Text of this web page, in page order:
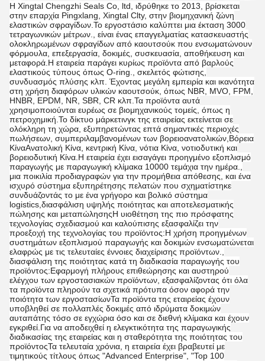
Η Xingtal Chengzhi Seals Co, ltd, ιδρύθηκε το 2013, βρίσκεται
στην επαρχία Pingxlang, Xingtal Clty, στην βιομηχανική ζώνη
ελαστικών σφραγίδων.Το εργοστάσιο καλύπτει μια έκταση 3000
τετραγωνικών μέτρων., είναι ένας επαγγελματίας κατασκευαστής
ολοκληρωμένων σφραγίδων από καουτσούκ που ενσωματώνουν
φόρμουλα, επεξεργασία, δοκιμές, συσκευασία, αποθήκευση και
μεταφορά.Η εταιρεία παράγει κυρίως προϊόντα από βαρλούς
ελαστικούς τύπους όπως O-ring., σκελετός φώτισης,
συνδυασμός πλύσης κλπ. Έχοντας μεγάλη εμπειρία και ικανότητα
στη χρήση διαφόρων υλικών καουτσούκ, όπως NBR, MVO, FPM,
HNBR, EPDM, NR, SBR, CR κλπ.Τα προϊόντα αυτά
χρησιμοποιούνται ευρέως σε βιομηχανικούς τομείς, όπως η
πετροχημική.Το δίκτυο μάρκετινγκ της εταιρείας εκτείνεται σε
ολόκληρη τη χώρα, εξυπηρετώντας επτά σημαντικές περιοχές
πωλήσεων, συμπεριλαμβανομένων των βορειοανατολικών,Βόρεια
ΚίναΑνατολική Κίνα, κεντρική Κίνα, νότια Κίνα, νοτιοδυτική και
βορειοδυτική Κίνα.Η εταιρεία έχει εισαγάγει προηγμένο εξοπλισμό
παραγωγής με παραγωγική κλίμακα 10000 τεμάχια την ημέρα.,
μια ποικιλία προδιαγραφών για την προμήθεια απόθεσης, και ένα
ισχυρό σύστημα εξυπηρέτησης πελατών που σχηματίστηκε
συνδυάζοντάς το με ένα γρήγορο και βολικό σύστημα
logistics,διασφάλιση υψηλής ποιότητας και αποτελεσματικής
πώλησης και μεταπώλησηςΗ υιοθέτηση της πιο πρόσφατης
τεχνολογίας σχεδιασμού και καλούπισης εξασφαλίζει την
προεξοχή της τεχνολογίας του προϊόντος:Η χρήση προηγμένων
συστημάτων εξοπλισμού παραγωγής και δοκιμών ενσωματώνεται
ελαφρώς με τις τελευταίες έννοιες διαχείρισης προϊόντων.,
διασφάλιση της ποιότητας κατά τη διαδικασία παραγωγής του
προϊόντος:Εφαρμογή πλήρους επιθεώρησης και αυστηρού
ελέγχου των εργοστασιακών προϊόντων, εξασφαλίζοντας ότι όλα
τα προϊόντα πληρούν τα σχετικά πρότυπα όσον αφορά την
ποιότητα των εργοστασίωνΤα προϊόντα της εταιρείας έχουν
υποβληθεί σε πολλαπλές δοκιμές από ιδρύματα δοκιμών
αυταπάτης τόσο σε εγχώρια όσο και σε διεθνή κλίμακα και έχουν
εγκριθεί.Για να αποδειχθεί η ελεγκτικότητα της παραγωγικής
διαδικασίας της εταιρείας και η σταθερότητα της ποιότητας του
προϊόντοςΤα τελευταία χρόνια, η εταιρεία έχει βραβευτεί με
τιμητικούς τίτλους όπως "Advanced Enterprise", "Top 100